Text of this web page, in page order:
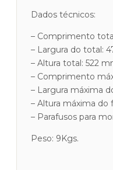
Dados técnicos:
– Comprimento
– Largura do total:
– Altura total: 522
– Comprimento
– Largura máxima
– Altura máxima
– Parafusos para
Peso: 9Kgs.